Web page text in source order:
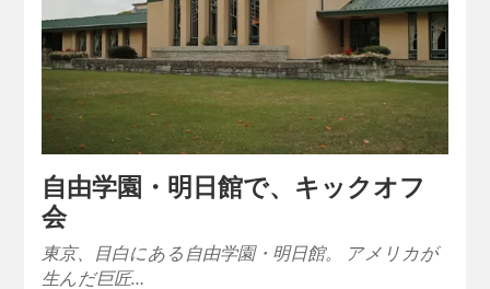
自由学園・明日館で、キックオフ
会
東京、目白にある自由学園・明日館。 アメリカが
生んだ巨匠…